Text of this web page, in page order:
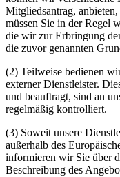
Mitgliedsantrag,
müssen Sie in der Regel
die wir zur Erbringung
die zuvor genannten
(2) Teilweise bedienen
externer Dienstleister.
und beauftragt, sind an
regelmäßig kontrolliert.
(3) Soweit unsere
außerhalb des
informieren wir Sie über
Beschreibung des